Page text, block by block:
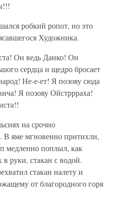
робкий ропот, но это
Художника.
Он ведь Данко! Он
сердца и щедро бросает
Не-е-ет! Я позову сюда
Я позову Ойстррраха!
на срочно
В яме мгновенно притихли,
медленно поплыл, как
руки, стакан с водой.
стакан налету и
от благородного горя